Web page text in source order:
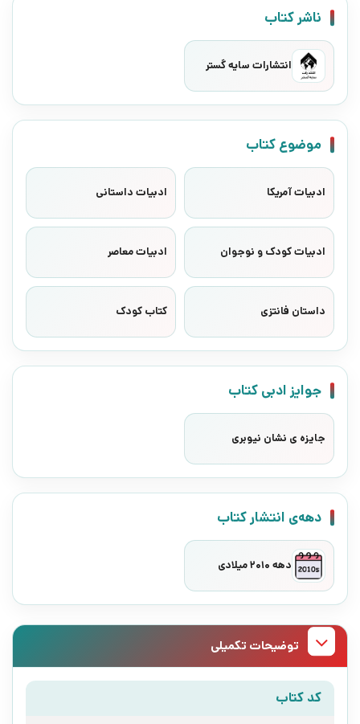
ناشر کتاب
انتشارات سایه گستر
موضوع کتاب
ادبیات آمریکا ادبیات داستانی
ادبیات کودک و نوجوان ادبیات معاصر
داستان فانتزی کتاب کودک
جوایز ادبی کتاب
جایزه ی نشان نیوبری
دهه‌ی انتشار کتاب
دهه 2010 میلادی
توضیحات تکمیلی
کد کتاب